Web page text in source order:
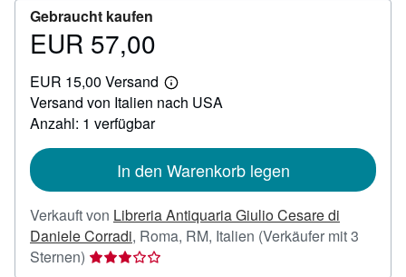
Gebraucht kaufen
Preis
57,00
EUR 57,00
EUR 15,00 Versand
Weitere
Informationen
Versand von Italien nach USA
Anzahl: 1 verfügbar
In den Warenkorb legen
Verkauft von Libreria Antiquaria Giulio Cesare di
Daniele Corradi, Roma, RM, Italien (Verkäufer mit 3
Sternen) Verkäuferbewertung